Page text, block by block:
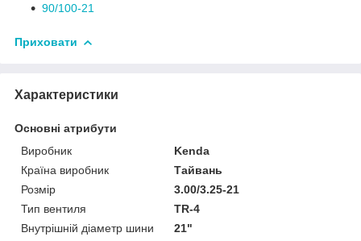
90/100-21
Приховати
Характеристики
Основні атрибути
Виробник
Kenda
Країна виробник
Тайвань
Розмір
3.00/3.25-21
Тип вентиля
TR-4
Внутрішній діаметр шини
21"